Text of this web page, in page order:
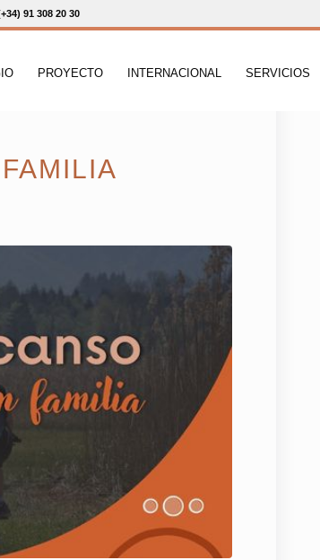
91 308 20 30
PROYECTO INTERNACIONAL SERVICIOS